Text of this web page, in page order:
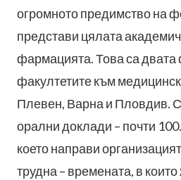
огромното предимство на
представи цялата
фармацията. Това са
факултетите към
Плевен, Варна и Пловдив.
орални доклади – почти
което направи
трудна – времената, в